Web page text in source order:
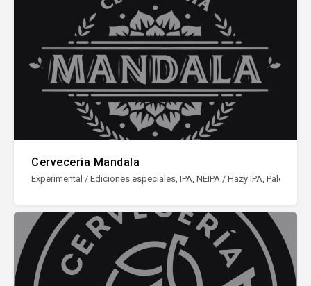
Cerveceria Mandala
Experimental / Ediciones especiales, IPA, NEIPA / Hazy IPA, Pale Ale,